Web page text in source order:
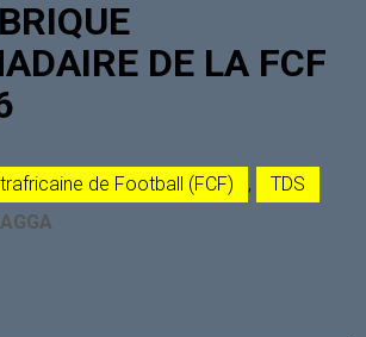
DE LA FCF
de Football (FCF)
,
TDS